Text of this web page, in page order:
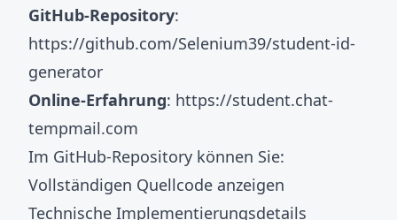
GitHub-Repository:
https://github.com/Selenium39/student-id-
generator
Online-Erfahrung: https://student.chat-
tempmail.com
Im GitHub-Repository können Sie:
Vollständigen Quellcode anzeigen
Technische Implementierungsdetails